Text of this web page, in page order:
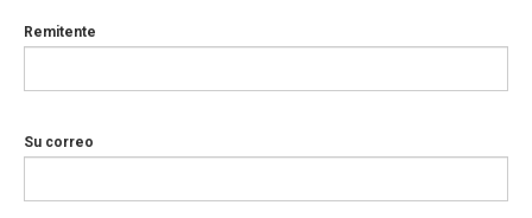
Remitente
Su correo